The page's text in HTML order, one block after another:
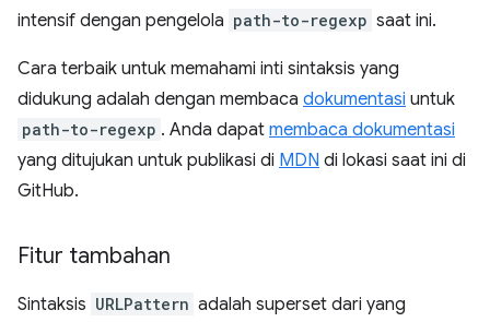
intensif dengan pengelola path-to-regexp saat ini.
Cara terbaik untuk memahami inti sintaksis yang
didukung adalah dengan membaca dokumentasi untuk
path-to-regexp . Anda dapat membaca dokumentasi
yang ditujukan untuk publikasi di MDN di lokasi saat ini di
GitHub.
Fitur tambahan
Sintaksis URLPattern adalah superset dari yang